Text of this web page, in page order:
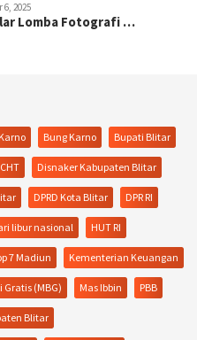
6, 2025
Lomba Fotografi …
Bung Karno Bupati Blitar
Disnaker Kabupaten Blitar
DPRD Kota Blitar DPR RI
libur nasional HUT RI
7 Madiun Kementerian Keuangan
Gratis (MBG) Mas Ibbin PBB
Blitar